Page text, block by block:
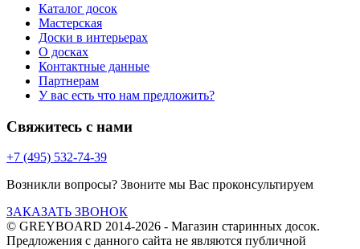
Каталог досок
Мастерская
Доски в интерьерах
О досках
Контактные данные
Партнерам
У вас есть что нам предложить?
Свяжитесь с нами
+7 (495) 532-74-39
Возникли вопросы? Звоните мы Вас проконсультируем
ЗАКАЗАТЬ ЗВОНОК
© GREYBOARD 2014-2026 - Магазин старинных досок.
Предложения с данного сайта не являются публичной